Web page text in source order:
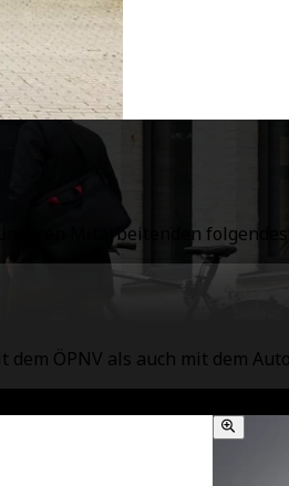
Mitarbeitenden folgendes:
ÖPNV als auch mit dem